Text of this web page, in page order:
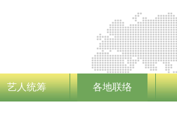
艺人统筹 各地联络